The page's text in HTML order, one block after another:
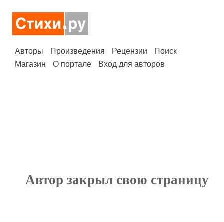
Авторы Произведения Рецензии
Поиск
Магазин
О портале Вход для авторов
Автор закрыл свою страницу